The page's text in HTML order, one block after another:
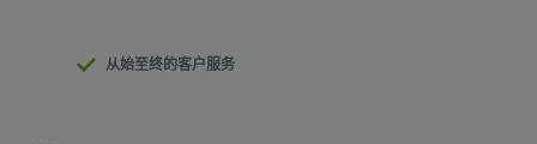
从始至终的客户服务